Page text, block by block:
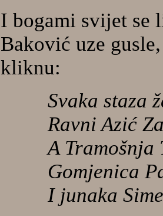
I bogami svijet se
Baković uze
kliknu:
Svaka staza
Ravni Azić
A Tramošnja
Gomjenica
I junaka